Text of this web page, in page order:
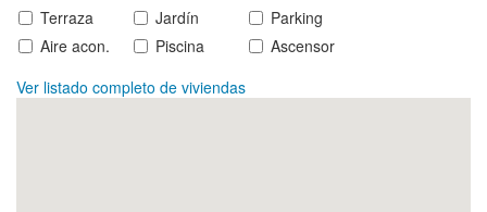
Terraza
Jardín
Parking
Aire acon.
Piscina
Ascensor
Ver listado completo de viviendas